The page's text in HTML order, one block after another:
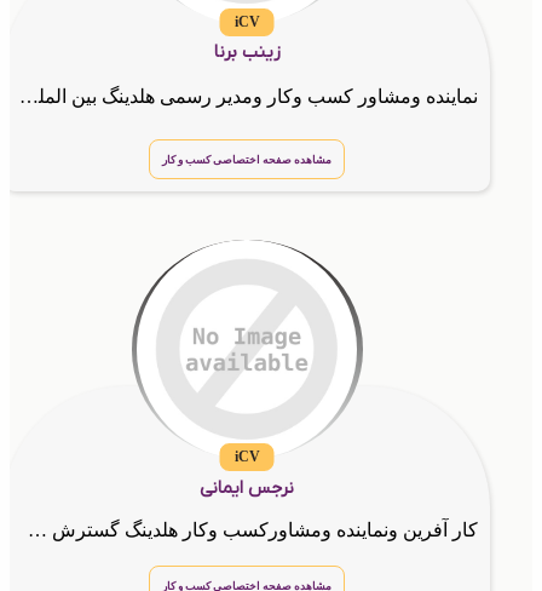
iCV
زینب برنا
نماینده ومشاور کسب وکار ومدیر رسمی هلدینگ بین المللی چرا باید همین حالا وارد کسب و کار اینترنتی بشی؟ 💻✨ تا چند سال پیش برای راه اندازی یک کسب و کار باید مغازه اجاره میکردی, جنس میخریدی, کلی هزین
مشاهده صفحه اختصاصی کسب و کار
iCV
نرجس ایمانی
کار آفرین ونماینده ومشاورکسب وکار هلدینگ گسترش طراحان نقش الماس
مشاهده صفحه اختصاصی کسب و کار